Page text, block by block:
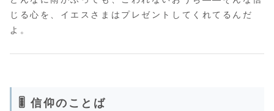
じる心を、イエスさまはプレゼントしてくれてるんだ
よ。
🎚️ 信仰のことば